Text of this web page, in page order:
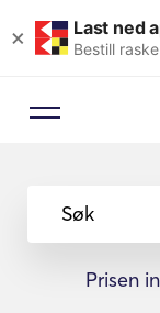
× Last ned
Bestill
Søk
Prisen